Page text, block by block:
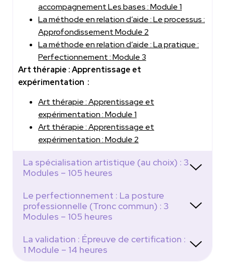
accompagnement Les bases : Module 1
La méthode en relation d’aide : Le processus :
Approfondissement Module 2
La méthode en relation d’aide : La pratique :
Perfectionnement : Module 3
Art thérapie : Apprentissage et
expérimentation :
Art thérapie : Apprentissage et
expérimentation : Module 1
Art thérapie : Apprentissage et
expérimentation : Module 2
La spécialisation artistique (au choix) : 3
Modules – 105 heures
Le perfectionnement : La posture
professionnelle (Tronc commun) : 3
Modules – 105 heures
La validation : Épreuve de certification :
1 Module – 14 heures